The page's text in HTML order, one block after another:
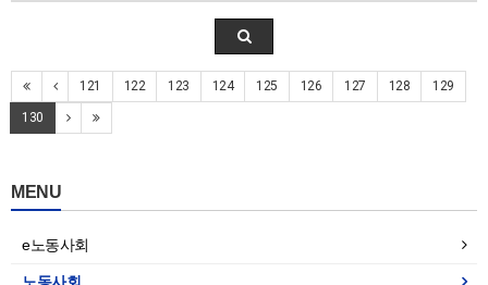
121 122 123 124 125 126 127 128 129
130
MENU
e노동사회